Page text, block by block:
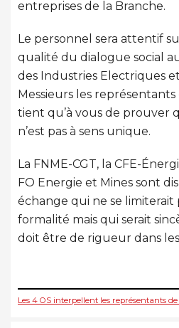
entreprises de la Branche.
Le personnel sera attentif
qualité du dialogue social
des Industries Electriques
Messieurs les
tient qu’à vous de prouver
n’est pas à sens unique.
La FNME-CGT, la CFE-
FO Energie et Mines sont
échange qui ne se limiterait
formalité mais qui serait
doit être de rigueur dans
Les 4 OS interpellent les représentants